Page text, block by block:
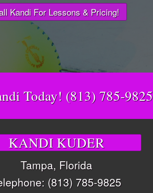
Kandi For Lessons & Pricing!
Today! (813) 785-9825
KANDI KUDER
Tampa, Florida
(813) 785-9825